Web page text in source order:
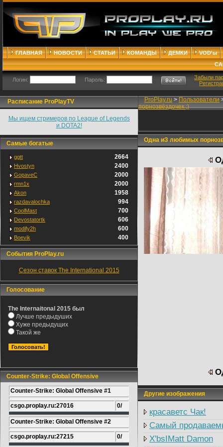
ГЛАВНАЯ НОВОСТИ СТАТЬИ КОМАНДЫ ДЕМКИ
VOD'ы
Логин: Пароль:
Забыли
Расписание ProPlayTV
Мы ищем стримеров по League of Legends
и DOTA2!
Самые богатые
ggtt 2664
Hvostyn 2400
GopaveC 2000
rmn1x 2000
Akon 1958
razdavalochka 994
CoolMast 700
Devostatortk 606
modify2h 600
Boevik 400
События ProPlay.ru
Сезон ставок The International 2015
Голосование
The Internaitonal 2015 был
Лучше предыдуших
Хуже предыдущих
Такой же
Counter-Strike: Global Offensive
Counter-Strike: Global Offensive #1
csgo.proplay.ru:27016 0/
Counter-Strike: Global Offensive #2
csgo.proplay.ru:27215 0/
ProPlay.ru > Пользователи
порнозвёздочек ;)
Одна иЗ любимых
Другие изображения
красаветс Чак!
Самый
X'bsIMatt Damon